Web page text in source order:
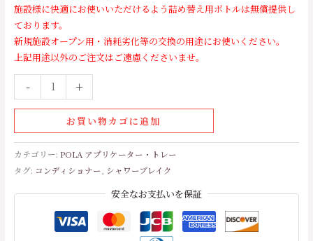
施設様に快適にお使いいただけるよう詰め替え用ボトルは無償提供し
ております。
新規施設オープン用・消耗劣化等の交換の用途にお使いください。
上記用途以外のご注文はご遠慮くださいませ。
- +
お買い物カゴに追加
カテゴリー: POLA アプリケーター・トレー
タグ: コンディショナー, シャワーブレイク
安全なお支払いを保証